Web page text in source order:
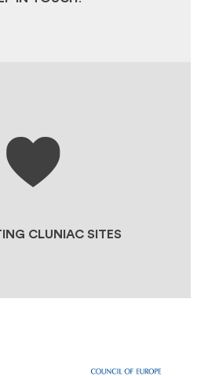
CLUNIAC SITES
THE SHOP
PROJECTS AT
SITES